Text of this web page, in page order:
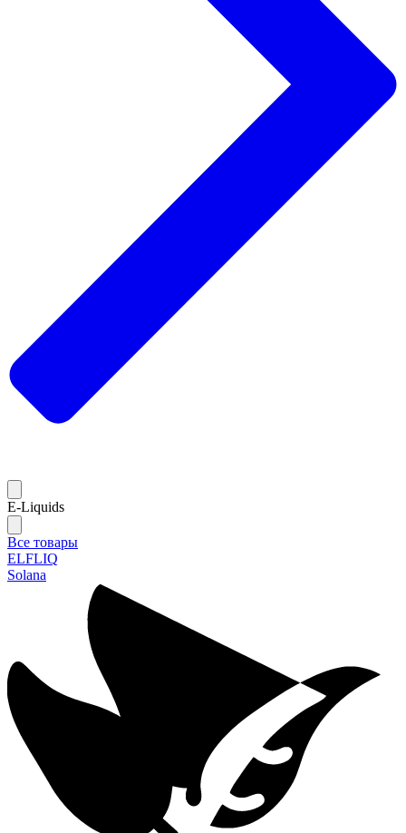
E-Liquids
Все товары
ELFLIQ
Solana